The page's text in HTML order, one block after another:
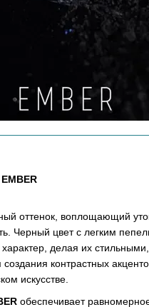
оттенок, воплощающий
Черный цвет с легким
делая их
контрастных
искусстве.
обеспечивает